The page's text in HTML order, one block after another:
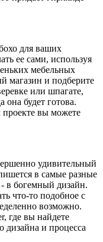
для ваших
ее сами, используя
мебельных
магазин и подберите
или шпагате,
она будет готова.
вы можете
удивительный
в самые разные
в богемный дизайн.
что-то подобное с
возможно.
где вы найдете
дизайна и процесса